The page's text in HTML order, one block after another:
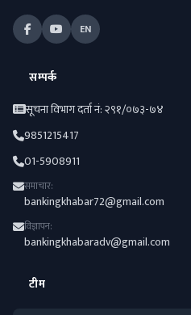
EN
सम्पर्क
सूचना विभाग दर्ता नं: २९१/०७३-७४
9851215417
01-5908911
समाचार:
bankingkhabar72@gmail.com
विज्ञापन:
bankingkhabaradv@gmail.com
टीम